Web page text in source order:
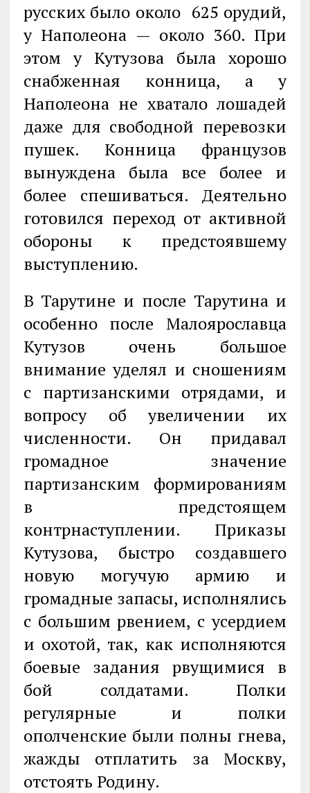
русских было около 625 орудий,
у Наполеона — около 360. При
этом у Кутузова была хорошо
снабженная конница, а у
Наполеона не хватало лошадей
даже для свободной перевозки
пушек. Конница французов
вынуждена была все более и
более спешиваться. Деятельно
готовился переход от активной
обороны к предстоявшему
выступлению.
В Тарутине и после Тарутина и
особенно после Малоярославца
Кутузов очень большое
внимание уделял и сношениям
с партизанскими отрядами, и
вопросу об увеличении их
численности. Он придавал
громадное значение
партизанским формированиям
в предстоящем
контрнаступлении. Приказы
Кутузова, быстро создавшего
новую могучую армию и
громадные запасы, исполнялись
с большим рвением, с усердием
и охотой, так, как исполняются
боевые задания рвущимися в
бой солдатами. Полки
регулярные и полки
ополченские были полны гнева,
жажды отплатить за Москву,
отстоять Родину.